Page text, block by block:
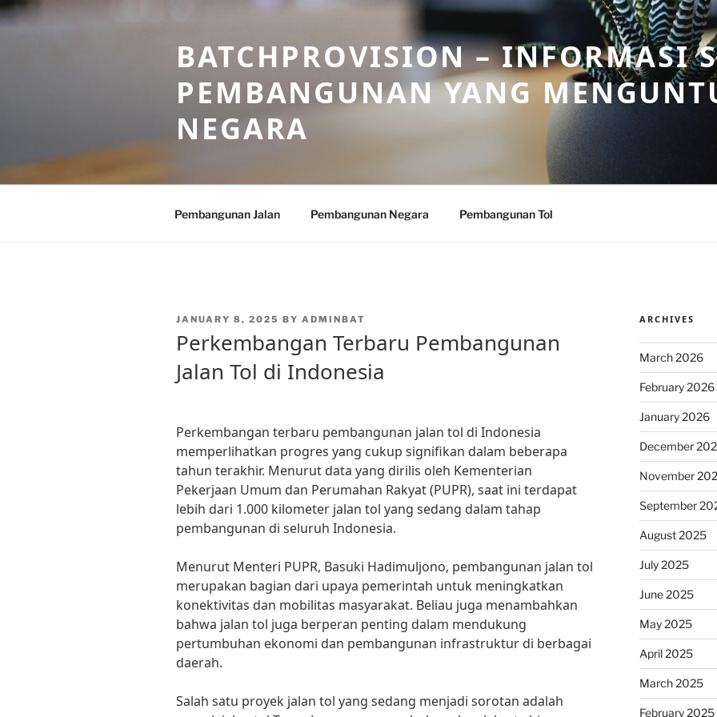
Skip
to
BATCHPROVISION – INFORMASI
PEMBANGUNAN YANG
NEGARA
Pembangunan Jalan Pembangunan Negara Pembangunan Tol
POSTED
JANUARY 8, 2025 BY ADMINBAT
Perkembangan Terbaru Pembangunan
Jalan Tol di Indonesia
Perkembangan terbaru pembangunan jalan tol di Indonesia
memperlihatkan progres yang cukup signifikan dalam beberapa
tahun terakhir. Menurut data yang dirilis oleh Kementerian
Pekerjaan Umum dan Perumahan Rakyat (PUPR), saat ini terdapat
lebih dari 1.000 kilometer jalan tol yang sedang dalam tahap
pembangunan di seluruh Indonesia.
Menurut Menteri PUPR, Basuki Hadimuljono, pembangunan jalan tol
merupakan bagian dari upaya pemerintah untuk meningkatkan
konektivitas dan mobilitas masyarakat. Beliau juga menambahkan
bahwa jalan tol juga berperan penting dalam mendukung
pertumbuhan ekonomi dan pembangunan infrastruktur di berbagai
daerah.
Salah satu proyek jalan tol yang sedang menjadi sorotan adalah
ARCHIVES
March 2026
February 2026
January 2026
December
November
September
August 2025
July 2025
June 2025
May 2025
April 2025
March 2025
February 2025